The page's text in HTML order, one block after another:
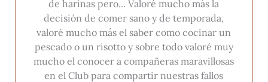
de harinas pero... Valoré mucho más la
decisión de comer sano y de temporada,
valoré mucho más el saber como cocinar un
pescado o un risotto y sobre todo valoré muy
mucho el conocer a compañeras maravillosas
en el Club para compartir nuestras fallos